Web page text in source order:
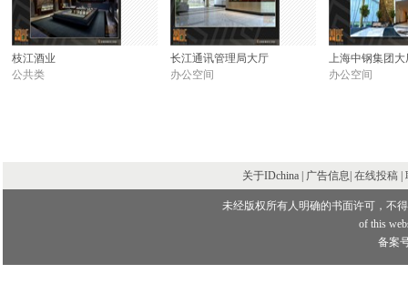
枝江酒业
公共类
长江通讯管理局大厅
办公空间
上海中钢集团大
办公空间
关于IDchina | 广告信息| 在线投稿
未经版权所有人明确的书面许可，不
of this
备案